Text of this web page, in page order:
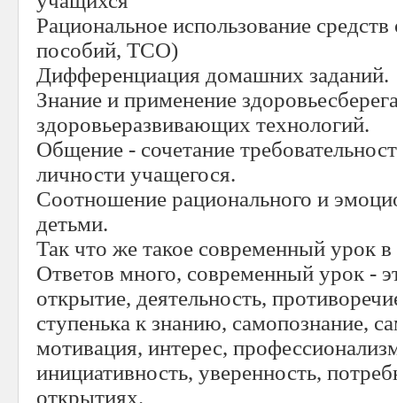
Рациональное использование
пособий, ТСО)
Дифференциация домашних заданий.
Знание и применение
здоровьеразвивающих технологий.
Общение - сочетание
личности учащегося.
Соотношение рационального и
детьми.
Так что же такое современный урок
Ответов много, современный урок -
открытие, деятельность,
ступенька к знанию, самопознание,
мотивация, интерес,
инициативность, уверенность,
открытиях.